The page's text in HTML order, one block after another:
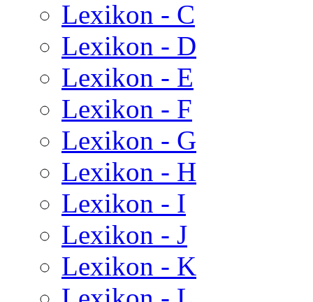
Lexikon - C
Lexikon - D
Lexikon - E
Lexikon - F
Lexikon - G
Lexikon - H
Lexikon - I
Lexikon - J
Lexikon - K